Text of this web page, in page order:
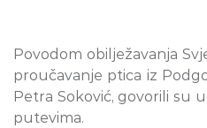
Povodom obilježavanja
proučavanje ptica iz
Petra Soković, govorili su
putevima.